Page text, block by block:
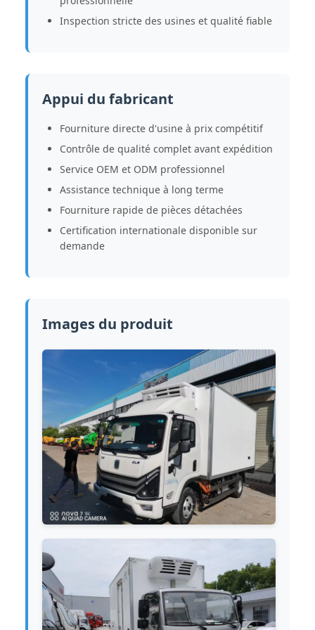
Inspection stricte des usines et qualité fiable
Appui du fabricant
Fourniture directe d'usine à prix compétitif
Contrôle de qualité complet avant expédition
Service OEM et ODM professionnel
Assistance technique à long terme
Fourniture rapide de pièces détachées
Certification internationale disponible sur
demande
Images du produit